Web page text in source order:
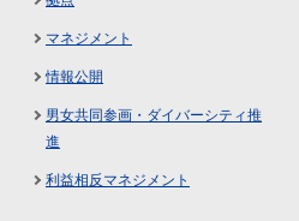
マネジメント
情報公開
男女共同参画・ダイバーシティ推
進
利益相反マネジメント